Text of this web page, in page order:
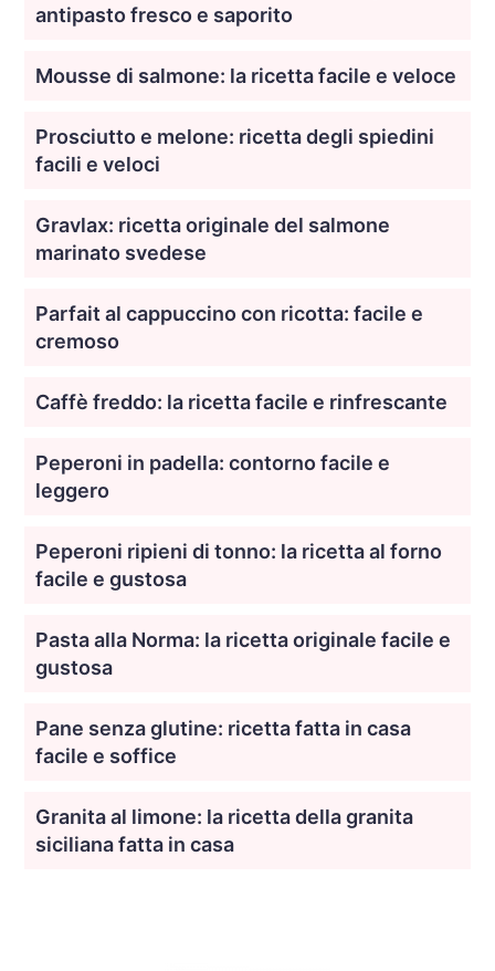
antipasto fresco e saporito
Mousse di salmone: la ricetta facile e veloce
Prosciutto e melone: ricetta degli spiedini
facili e veloci
Gravlax: ricetta originale del salmone
marinato svedese
Parfait al cappuccino con ricotta: facile e
cremoso
Caffè freddo: la ricetta facile e rinfrescante
Peperoni in padella: contorno facile e
leggero
Peperoni ripieni di tonno: la ricetta al forno
facile e gustosa
Pasta alla Norma: la ricetta originale facile e
gustosa
Pane senza glutine: ricetta fatta in casa
facile e soffice
Granita al limone: la ricetta della granita
siciliana fatta in casa